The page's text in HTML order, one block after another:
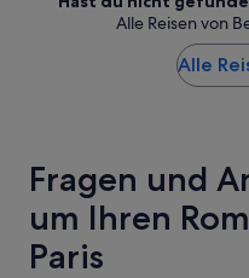
Alle Reisen von
Alle
Fragen und
um Ihren
Paris